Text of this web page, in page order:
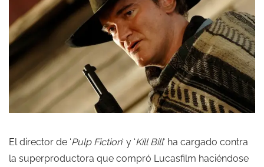
El director de ‘Pulp Fiction‘ y ‘Kill Bill‘ ha cargado contra
la superproductora que compró Lucasfilm haciéndose